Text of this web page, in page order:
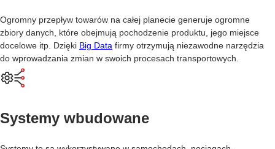
Ogromny przepływ towarów na całej planecie generuje ogromne
zbiory danych, które obejmują pochodzenie produktu, jego miejsce
docelowe itp. Dzięki Big Data firmy otrzymują niezawodne narzędzia
do wprowadzania zmian w swoich procesach transportowych.
Systemy wbudowane